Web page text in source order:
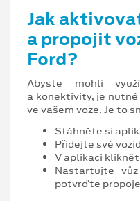
Jak
a propojit
Ford?
Abyste mohli
a konektivity, je
ve vašem voze. Je to
Stáhněte si
Přidejte své
V aplikaci
Nastartujte
potvrďte